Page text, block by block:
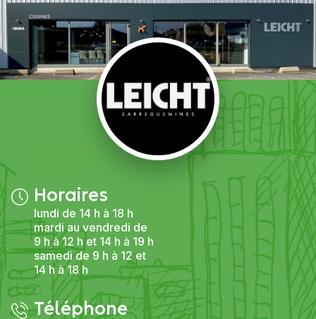
Horaires
lundi de 14 h à 18 h
mardi au vendredi de
9 h à 12 h et 14 h à 19 h
samedi de 9 h à 12 et
14 h à 18 h
Téléphone